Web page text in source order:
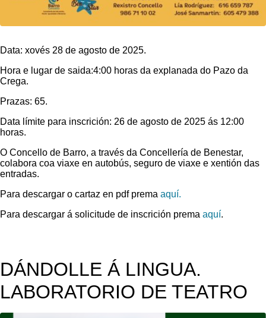
Data: xovés 28 de agosto de 2025.
Hora e lugar de saida:4:00 horas da explanada do Pazo da
Crega.
Prazas: 65.
Data límite para inscrición: 26 de agosto de 2025 ás 12:00
horas.
O Concello de Barro, a través da Concellería de Benestar,
colabora coa viaxe en autobús, seguro de viaxe e xentión das
entradas.
Para descargar o cartaz en pdf prema aquí.
Para descargar á solicitude de inscrición prema aquí.
DÁNDOLLE Á LINGUA.
LABORATORIO DE TEATRO